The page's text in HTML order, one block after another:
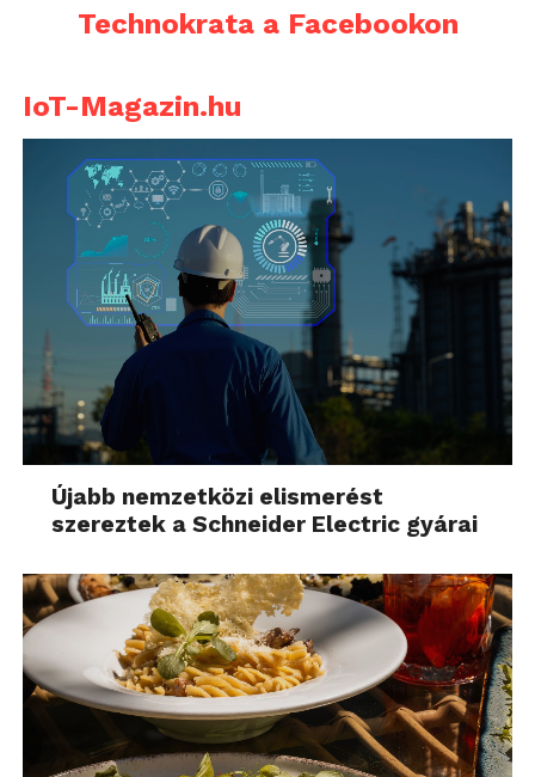
Technokrata a Facebookon
IoT-Magazin.hu
Újabb nemzetközi elismerést
szereztek a Schneider Electric gyárai